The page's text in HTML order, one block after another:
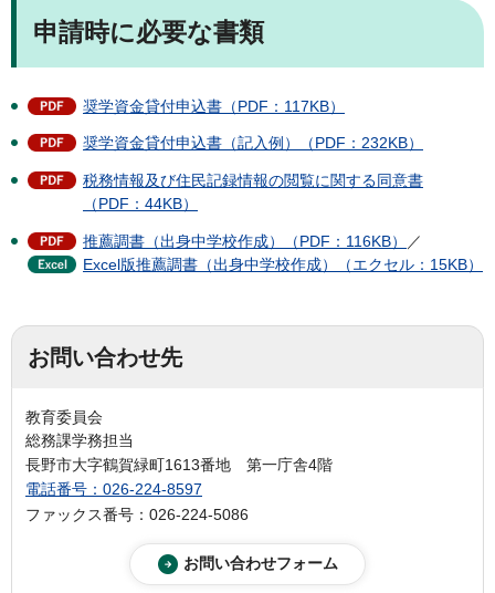
申請時に必要な書類
奨学資金貸付申込書（PDF：117KB）
奨学資金貸付申込書（記入例）（PDF：232KB）
税務情報及び住民記録情報の閲覧に関する同意書
（PDF：44KB）
推薦調書（出身中学校作成）（PDF：116KB）
／
Excel版推薦調書（出身中学校作成）（エクセル：15KB）
お問い合わせ先
教育委員会
総務課学務担当
長野市大字鶴賀緑町1613番地 第一庁舎4階
電話番号：026-224-8597
ファックス番号：026-224-5086